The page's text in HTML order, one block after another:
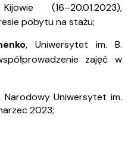
(16–20.01.2023),
pobytu na stażu;
, Uniwersytet im. B.
zajęć w
Narodowy Uniwersytet im.
2023;